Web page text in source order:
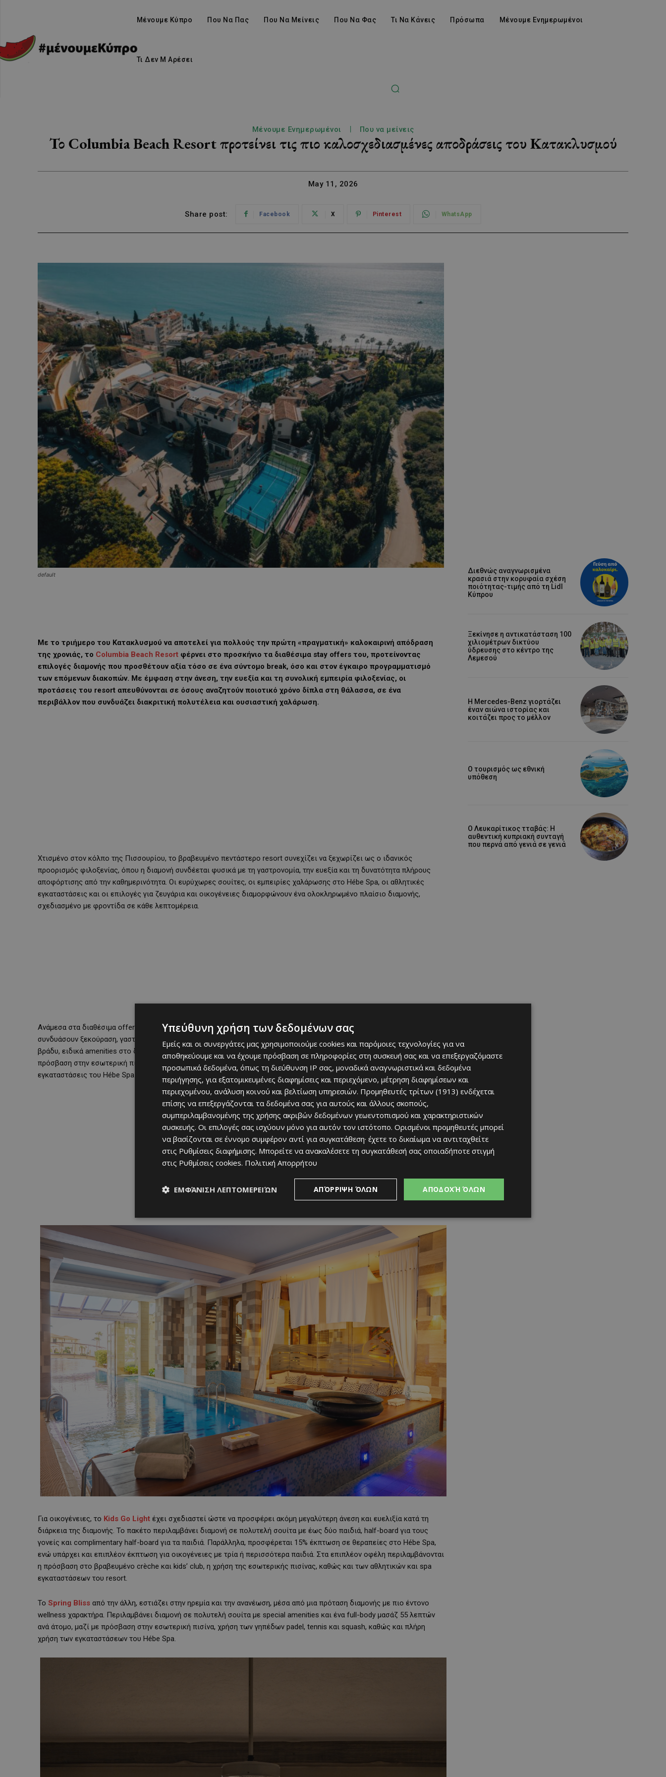
Μένουμε Κύπρο Που Να Πας Που Να Μείνεις Που Να Φας Τι Να Κάνεις Πρόσωπα Μένουμε Ενημερωμένοι
Τι Δεν Μ Αρέσει
Μένουμε Ενημερωμένοι Που να μείνεις
Το Columbia Beach Resort προτείνει τις πιο καλοσχεδιασμένες αποδράσεις του Κατακλυσμού
May 11, 2026
Share post: Facebook X Pinterest WhatsApp
default
Με το τριήμερο του Κατακλυσμού να αποτελεί για πολλούς την πρώτη «πραγματική» καλοκαιρινή απόδραση
της χρονιάς, το Columbia Beach Resort φέρνει στο προσκήνιο τα διαθέσιμα stay offers του, προτείνοντας
επιλογές διαμονής που προσθέτουν αξία τόσο σε ένα σύντομο break, όσο και στον έγκαιρο προγραμματισμό
των επόμενων διακοπών. Με έμφαση στην άνεση, την ευεξία και τη συνολική εμπειρία φιλοξενίας, οι
προτάσεις του resort απευθύνονται σε όσους αναζητούν ποιοτικό χρόνο δίπλα στη θάλασσα, σε ένα
περιβάλλον που συνδυάζει διακριτική πολυτέλεια και ουσιαστική χαλάρωση.
Χτισμένο στον κόλπο της Πισσουρίου, το βραβευμένο πεντάστερο resort συνεχίζει να ξεχωρίζει ως ο ιδανικός
προορισμός φιλοξενίας, όπου η διαμονή συνδέεται φυσικά με τη γαστρονομία, την ευεξία και τη δυνατότητα πλήρους
αποφόρτισης από την καθημερινότητα. Οι ευρύχωρες σουίτες, οι εμπειρίες χαλάρωσης στο Hébe Spa, οι αθλητικές
εγκαταστάσεις και οι επιλογές για ζευγάρια και οικογένειες διαμορφώνουν ένα ολοκληρωμένο πλαίσιο διαμονής,
σχεδιασμένο με φροντίδα σε κάθε λεπτομέρεια.
Ανάμεσα στα διαθέσιμα offers, το Spa, Dinner & Stayπροτείνει μια πλήρη εμπειρία διαμονής για όσους θέλουν να
συνδυάσουν ξεκούραση, γαστρονομία και ευεξία. Περιλαμβάνει μεταξύ άλλων διαμονή σε πολυτελή σουίτα, δείπνο κάθε
βράδυ, ειδικά amenities στο δωμάτιο και ένα full-body μασάζ 55 λεπτών ανά άτομο. Την εμπειρία συμπληρώνουν η
πρόσβαση στην εσωτερική πισίνα, η χρήση των γηπέδων padel, tennis και squash, καθώς και η πρόσβαση στις
εγκαταστάσεις του Hébe Spa.
Για οικογένειες, το Kids Go Light έχει σχεδιαστεί ώστε να προσφέρει ακόμη μεγαλύτερη άνεση και ευελιξία κατά τη
διάρκεια της διαμονής. Το πακέτο περιλαμβάνει διαμονή σε πολυτελή σουίτα με έως δύο παιδιά, half-board για τους
γονείς και complimentary half-board για τα παιδιά. Παράλληλα, προσφέρεται 15% έκπτωση σε θεραπείες στο Hébe Spa,
ενώ υπάρχει και επιπλέον έκπτωση για οικογένειες με τρία ή περισσότερα παιδιά. Στα επιπλέον οφέλη περιλαμβάνονται
η πρόσβαση στο βραβευμένο crèche και kids’ club, η χρήση της εσωτερικής πισίνας, καθώς και των αθλητικών και spa
εγκαταστάσεων του resort.
Το Spring Bliss από την άλλη, εστιάζει στην ηρεμία και την ανανέωση, μέσα από μια πρόταση διαμονής με πιο έντονο
wellness χαρακτήρα. Περιλαμβάνει διαμονή σε πολυτελή σουίτα με special amenities και ένα full-body μασάζ 55 λεπτών
ανά άτομο, μαζί με πρόσβαση στην εσωτερική πισίνα, χρήση των γηπέδων padel, tennis και squash, καθώς και πλήρη
χρήση των εγκαταστάσεων του Hébe Spa.
Διεθνώς αναγνωρισμένα
κρασιά στην κορυφαία σχέση
ποιότητας-τιμής από τη Lidl
Κύπρου
Ξεκίνησε η αντικατάσταση 100
χιλιομέτρων δικτύου
ύδρευσης στο κέντρο της
Λεμεσού
Η Mercedes-Benz γιορτάζει
έναν αιώνα ιστορίας και
κοιτάζει προς το μέλλον
Ο τουρισμός ως εθνική
υπόθεση
Ο Λευκαρίτικος τταβάς: Η
αυθεντική κυπριακή συνταγή
που περνά από γενιά σε γενιά
Υπεύθυνη χρήση των δεδομένων σας
Εμείς και οι συνεργάτες μας χρησιμοποιούμε cookies και παρόμοιες τεχνολογίες για να
αποθηκεύουμε και να έχουμε πρόσβαση σε πληροφορίες στη συσκευή σας και να επεξεργαζόμαστε
προσωπικά δεδομένα, όπως τη διεύθυνση IP σας, μοναδικά αναγνωριστικά και δεδομένα
περιήγησης, για εξατομικευμένες διαφημίσεις και περιεχόμενο, μέτρηση διαφημίσεων και
περιεχομένου, ανάλυση κοινού και βελτίωση υπηρεσιών. Προμηθευτές τρίτων (1913) ενδέχεται
επίσης να επεξεργάζονται τα δεδομένα σας για αυτούς και άλλους σκοπούς,
συμπεριλαμβανομένης της χρήσης ακριβών δεδομένων γεωεντοπισμού και χαρακτηριστικών
συσκευής. Οι επιλογές σας ισχύουν μόνο για αυτόν τον ιστότοπο. Ορισμένοι προμηθευτές μπορεί
να βασίζονται σε έννομο συμφέρον αντί για συγκατάθεση· έχετε το δικαίωμα να αντιταχθείτε
στις Ρυθμίσεις διαφήμισης. Μπορείτε να ανακαλέσετε τη συγκατάθεσή σας οποιαδήποτε στιγμή
στις Ρυθμίσεις cookies. Πολιτική Απορρήτου
ΑΠΟΔΟΧΉ ΌΛΩΝ
ΑΠΌΡΡΙΨΗ ΌΛΩΝ
ΕΜΦΆΝΙΣΗ ΛΕΠΤΟΜΕΡΕΙΏΝ